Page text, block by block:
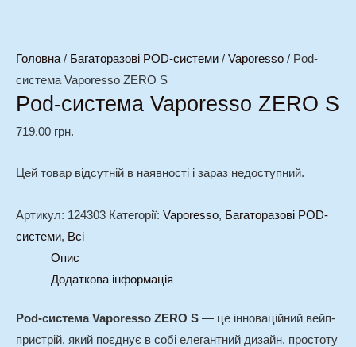
Головна/ Багаторазові POD-системи / Vaporesso / Pod-
система Vaporesso ZERO S
Pod-система Vaporesso ZERO S
719,00 грн.
Цей товар відсутній в наявності і зараз недоступний.
Артикул: 124303 Категорії: Vaporesso, Багаторазові POD-
системи, Всі
Опис
Додаткова інформація
Pod-система Vaporesso ZERO S — це інноваційний вейп-
пристрій, який поєднує в собі елегантний дизайн, простоту